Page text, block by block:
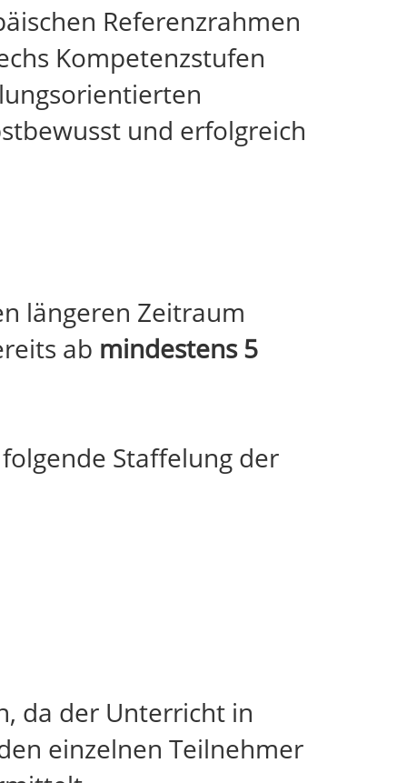
Referenzrahmen
Kompetenzstufen
und erfolgreich
längeren Zeitraum
ab mindestens 5
Staffelung der
da der Unterricht in
einzelnen Teilnehmer